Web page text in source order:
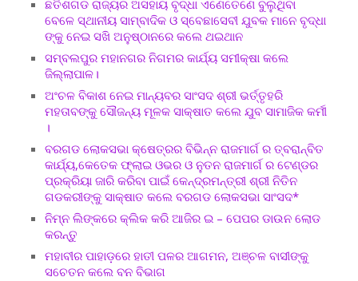
ଛତିଶଗଡ ରାଜ୍ୟର ଅସହାୟ ବୃଦ୍ଧା ଏଣେତେଣେ ବୁଲୁଥିବା
ବେଳେ ସ୍ଥାନୀୟ ସାମ୍ବାଦିକ ଓ ସ୍ବେଛାସେବୀ ଯୁବକ ମାନେ ବୃଦ୍ଧା
ଙ୍କୁ ନେଇ ସଖି ଅନୁଷ୍ଠାନରେ କଲେ ଥଇଥାନ
ସମ୍ବଲପୁର ମହାନଗର ନିଗମର କାର୍ଯ୍ୟ ସମୀକ୍ଷା କଲେ
ଜିଲ୍ଲାପାଳ।
ଅଂଚଳ ବିକାଶ ନେଇ ମାନ୍ୟବର ସାଂସଦ ଶ୍ରୀ ଭର୍ତ୍ତୃହରି
ମହତାବଙ୍କୁ ସୌଜନ୍ୟ ମୂଳକ ସାକ୍ଷାତ କଲେ ଯୁବ ସାମାଜିକ କର୍ମୀ
।
ବରଗଡ ଲୋକସଭା କ୍ଷେତ୍ରର ବିଭିନ୍ନ ରାଜମାର୍ଗ ର ତ୍ବରାନ୍ବିତ
କାର୍ଯ୍ୟ,କେତେକ ଫ୍ଲାଇ ଓଭର ଓ ନୁତନ ରାଜମାର୍ଗ ର ଟେଣ୍ଡର
ପ୍ରକ୍ରିୟା ଜାରି କରିବା ପାଇଁ କେନ୍ଦ୍ରମନ୍ତ୍ରୀ ଶ୍ରୀ ନିତିନ
ଗଡକରୀଙ୍କୁ ସାକ୍ଷାତ କଲେ ବରଗଡ ଲୋକସଭା ସାଂସଦ*
ନିମ୍ନ ଲିଙ୍କରେ କ୍ଲିକ କରି ଆଜିର ଇ – ପେପର ଡାଉନ ଲୋଡ
କରନ୍ତୁ
ମହାବୀର ପାହାଡ଼ରେ ହାତୀ ପଳର ଆଗମନ, ଅଞ୍ଚଳ ବାସୀଙ୍କୁ
ସଚେତନ କଲେ ବନ ବିଭାଗ